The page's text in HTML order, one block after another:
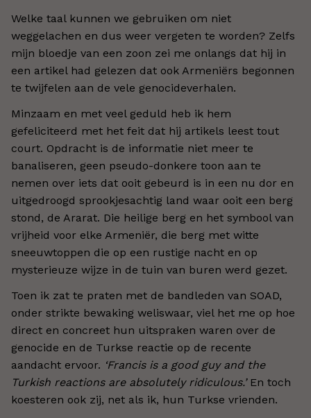
Welke taal kunnen we gebruiken om niet
weggelachen en dus weer vergeten te worden? Zelfs
mijn bloedje van een zoon zei me onlangs dat hij in
een artikel had gelezen dat ook Armeniërs begonnen
te twijfelen aan de vele genocideverhalen.
Minzaam en met veel geduld heb ik hem
gefeliciteerd met het feit dat hij artikels leest tout
court. Opdracht is de informatie niet meer te
banaliseren, geen pseudo-donkere toon aan te
nemen over iets dat ooit gebeurd is in een nu dor en
uitgedroogd sprookjesachtig land waar ooit een berg
stond, de Ararat. Die heilige berg en het symbool van
vrijheid voor elke Armeniër, die berg met witte
sneeuwtoppen die op een rustige nacht en op
mysterieuze wijze in de tuin van buren werd gezet.
Toen ik zat te praten met de bandleden van SOAD,
onder strikte bewaking weliswaar, viel het me op hoe
direct en concreet hun uitspraken waren over de
genocide en de Turkse reactie op de recente
aandacht ervoor. ‘Francis is a good guy and the
Turkish reactions are absolutely ridiculous.’En toch
koesteren ook zij, net als ik, hun Turkse vrienden.